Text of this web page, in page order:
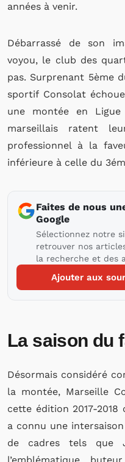
années à venir.
Débarrassé de son
voyou, le club des
pas. Surprenant 5ème
sportif Consolat
une montée en Ligue
marseillais ratent
professionnel à la
inférieure à celle du
Faites de nous
Google
Sélectionnez notre
retrouver nos
la recherche et des
Ajouter aux
La saison du
Désormais considéré
la montée, Marseille
cette édition 2017-
a connu une
de cadres tels que